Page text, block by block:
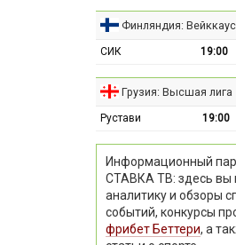
Финляндия:
СИК 19:00
Грузия: Высшая лига
Рустави 19:00
Информационный
СТАВКА ТВ: здесь вы
аналитику и обзоры
событий, конкурсы
фрибет Беттери, а